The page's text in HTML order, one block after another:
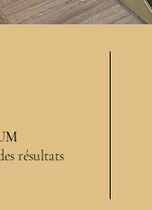
résultats